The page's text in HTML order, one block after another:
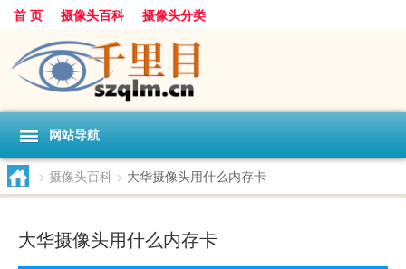
首 页 摄像头百科 摄像头分类
网站导航
> 摄像头百科 > 大华摄像头用什么内存卡
大华摄像头用什么内存卡